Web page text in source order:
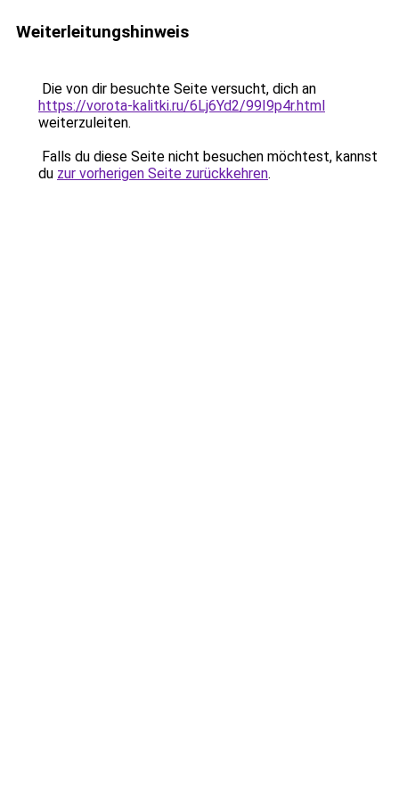
Weiterleitungshinweis
Die von dir besuchte Seite versucht, dich an
https://vorota-kalitki.ru/6Lj6Yd2/99I9p4r.html
weiterzuleiten.
Falls du diese Seite nicht besuchen möchtest, kannst
du zur vorherigen Seite zurückkehren.